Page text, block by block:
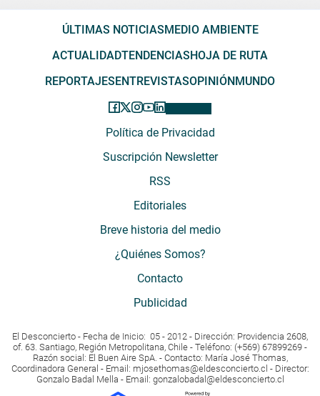
ÚLTIMAS NOTICIAS MEDIO AMBIENTE
ACTUALIDADTENDENCIAS HOJA DE RUTA
REPORTAJES ENTREVISTASOPINIÓN MUNDO
Política de Privacidad
Suscripción Newsletter
RSS
Editoriales
Breve historia del medio
¿Quiénes Somos?
Contacto
Publicidad
El Desconcierto - Fecha de Inicio: 05 - 2012 - Dirección: Providencia 2608,
of. 63. Santiago, Región Metropolitana, Chile - Teléfono: (+569) 67899269 -
Razón social: El Buen Aire SpA. - Contacto: María José Thomas,
Coordinadora General - Email: mjosethomas@eldesconcierto.cl - Director:
Gonzalo Badal Mella - Email: gonzalobadal@eldesconcierto.cl